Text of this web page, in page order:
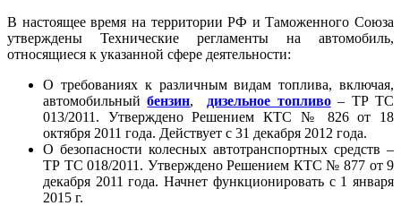
В настоящее время на территории РФ и Таможенного Союза
утверждены Технические регламенты на автомобиль,
относящиеся к указанной сфере деятельности:
О требованиях к различным видам топлива, включая,
автомобильныйбензин, дизельное топливо– ТР ТС
013/2011. Утверждено Решением КТС № 826 от 18
октября 2011 года. Действует с 31 декабря 2012 года.
О безопасности колесных автотранспортных средств –
ТР ТС 018/2011. Утверждено Решением КТС № 877 от 9
декабря 2011 года. Начнет функционировать с 1 января
2015 г.